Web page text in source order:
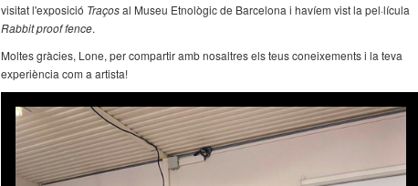
visitat l'exposició Traçosal Museu Etnològic de Barcelona i havíem vist la pel·lícula
Rabbit proof fence.
Moltes gràcies, Lone, per compartir amb nosaltres els teus coneixements i la teva
experiència com a artista!